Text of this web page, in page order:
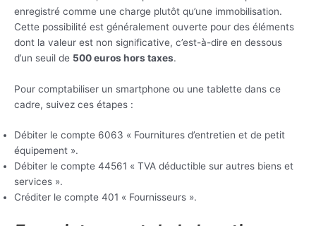
enregistré comme une charge plutôt qu’une immobilisation.
Cette possibilité est généralement ouverte pour des éléments
dont la valeur est non significative, c’est-à-dire en dessous
d’un seuil de 500 euros hors taxes.
Pour comptabiliser un smartphone ou une tablette dans ce
cadre, suivez ces étapes :
Débiter le compte 6063 « Fournitures d’entretien et de petit
équipement ».
Débiter le compte 44561 « TVA déductible sur autres biens et
services ».
Créditer le compte 401 « Fournisseurs ».